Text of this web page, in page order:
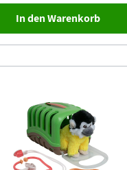
In den Warenkorb